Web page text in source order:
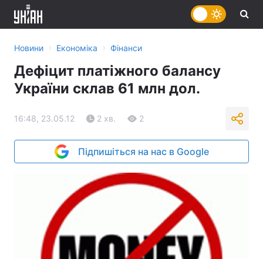
Новини › Економіка › Фінанси
Дефіцит платіжного балансу
України склав 61 млн дол.
16:48, 23.05.12 2 хв. 2
Підпишіться на нас в Google